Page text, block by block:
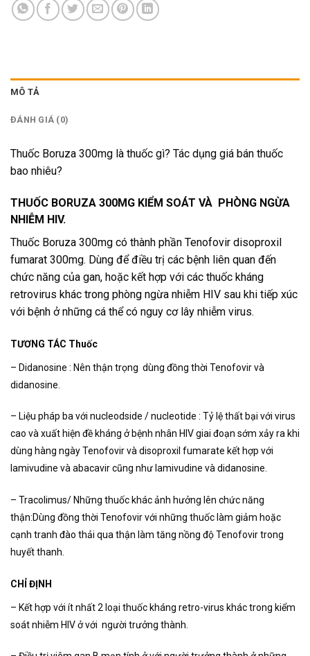
MÔ TẢ
ĐÁNH GIÁ (0)
Thuốc Boruza 300mg là thuốc gì? Tác dụng giá bán thuốc
bao nhiêu?
THUỐC BORUZA 300MG KIỂM SOÁT VÀ PHÒNG NGỪA
NHIỄM HIV.
Thuốc Boruza 300mg có thành phần Tenofovir disoproxil
fumarat 300mg. Dùng để điều trị các bệnh liên quan đến
chức năng của gan, hoặc kết hợp với các thuốc kháng
retrovirus khác trong phòng ngừa nhiễm HIV sau khi tiếp xúc
với bệnh ở những cá thể có nguy cơ lây nhiễm virus.
TƯƠNG TÁC Thuốc
– Didanosine : Nên thận trọng dùng đồng thời Tenofovir và
didanosine.
– Liệu pháp ba với nucleodside / nucleotide : Tỷ lệ thất bại với virus
cao và xuất hiện đề kháng ở bệnh nhân HIV giai đoạn sớm xảy ra khi
dùng hàng ngày Tenofovir và disoproxil fumarate kết hợp với
lamivudine và abacavir cũng như lamivudine và didanosine.
– Tracolimus/ Những thuốc khác ảnh hưởng lên chức năng
thận:Dùng đồng thời Tenofovir với những thuốc làm giảm hoặc
cạnh tranh đào thải qua thận làm tăng nồng độ Tenofovir trong
huyết thanh.
CHỈ ĐỊNH
– Kết hợp với ít nhất 2 loại thuốc kháng retro-virus khác trong kiểm
soát nhiễm HIV ở với người trưởng thành.